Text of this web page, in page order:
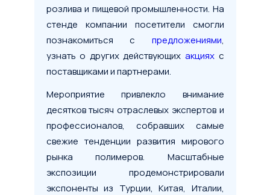
розлива и пищевой промышленности. На
стенде компании посетители смогли
познакомиться с предложениями,
узнать о других действующих акцияхс
поставщиками и партнерами.
Мероприятие привлекло внимание
десятков тысяч отраслевых экспертов и
профессионалов, собравших самые
свежие тенденции развития мирового
рынка полимеров. Масштабные
экспозиции продемонстрировали
экспоненты из Турции, Китая, Италии,